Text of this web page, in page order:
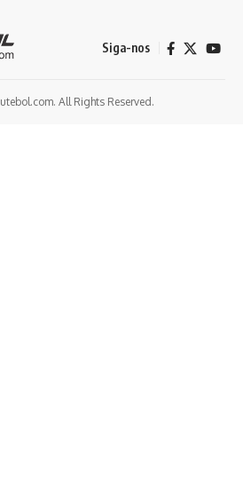
Siga-nos
All Rights Reserved.